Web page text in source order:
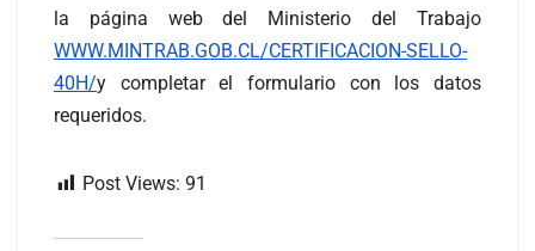
la página web del Ministerio del Trabajo
WWW.MINTRAB.GOB.CL/CERTIFICACION-SELLO-
40H/y completar el formulario con los datos
requeridos.
Post Views: 91